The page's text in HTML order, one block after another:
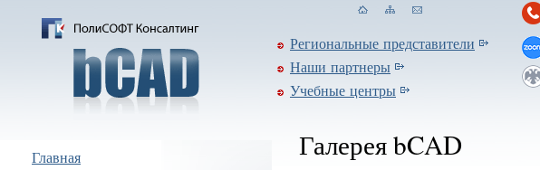
Главная
Региональные представители
Наши партнеры
Учебные центры
Галерея bCAD